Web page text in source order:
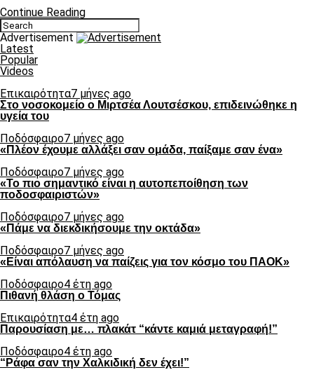
Continue Reading
Advertisement
Latest
Popular
Videos
Επικαιρότητα7 μήνες ago
Στο νοσοκομείο ο Μιρτσέα Λουτσέσκου, επιδεινώθηκε η
υγεία του
Ποδόσφαιρο7 μήνες ago
«Πλέον έχουμε αλλάξει σαν ομάδα, παίξαμε σαν ένα»
Ποδόσφαιρο7 μήνες ago
«Το πιο σημαντικό είναι η αυτοπεποίθηση των
ποδοσφαιριστών»
Ποδόσφαιρο7 μήνες ago
«Πάμε να διεκδικήσουμε την οκτάδα»
Ποδόσφαιρο7 μήνες ago
«Είναι απόλαυση να παίζεις για τον κόσμο του ΠΑΟΚ»
Ποδόσφαιρο4 έτη ago
Πιθανή θλάση ο Τόμας
Επικαιρότητα4 έτη ago
Παρουσίαση με… πλακάτ “κάντε καμιά μεταγραφή!”
Ποδόσφαιρο4 έτη ago
“Ράφα σαν την Χαλκιδική δεν έχει!”